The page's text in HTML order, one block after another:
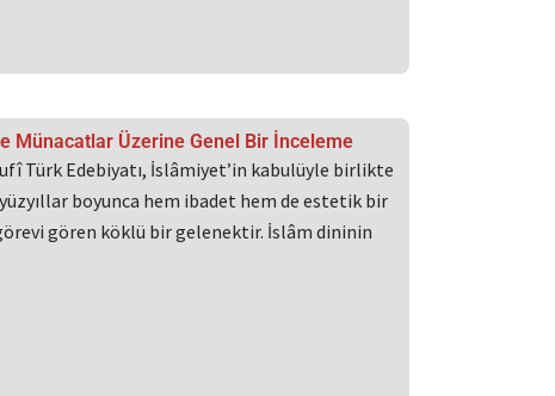
Münacatlar Üzerine Genel Bir İnceleme
Türk Edebiyatı, İslâmiyet’in kabulüyle birlikte
boyunca hem ibadet hem de estetik bir
gören köklü bir gelenektir. İslâm dininin